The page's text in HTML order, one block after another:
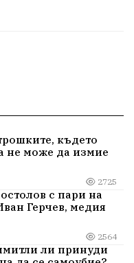
където
не може да измие
2725
с пари на
Герчев, медия
2564
ли принуди